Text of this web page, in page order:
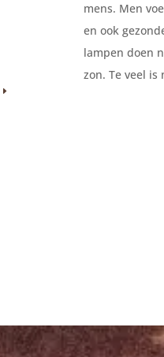
mens. Men
en ook
lampen doen
zon. Te veel is